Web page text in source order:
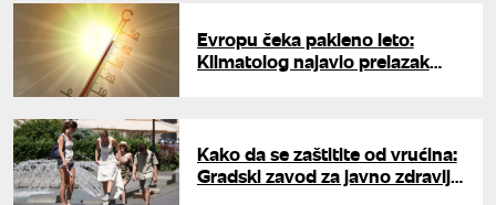
Evropu čeka pakleno leto:
Klimatolog najavio prelazak
Kako da se zaštitite od vrućina:
Gradski zavod za javno zdravlje